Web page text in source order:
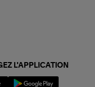
L'APPLICATION